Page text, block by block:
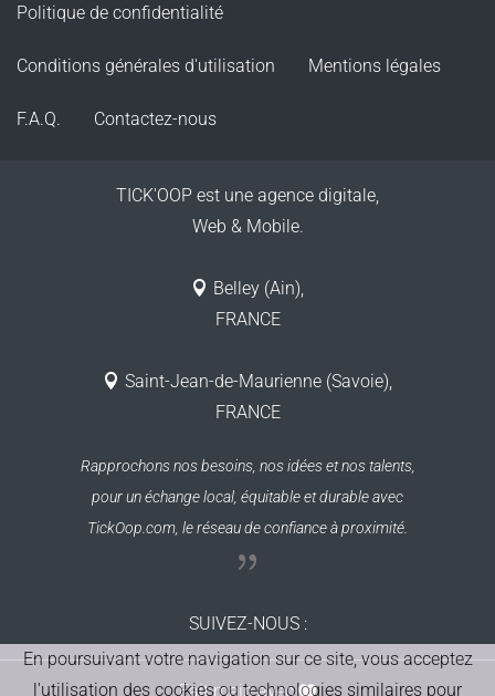
Politique de confidentialité
Conditions générales d'utilisation Mentions légales
F.A.Q. Contactez-nous
TICK'OOP est une agence digitale,
Web & Mobile.
Belley (Ain),
FRANCE
Saint-Jean-de-Maurienne (Savoie),
FRANCE
Rapprochons nos besoins, nos idées et nos talents,
pour un échange local, équitable et durableavec
TickOop.com, le réseau de confiance à proximité.
SUIVEZ-NOUS :
Fait main avec
En poursuivant votre navigation sur ce site, vous acceptez
l'utilisation des cookies ou technologies similaires pour